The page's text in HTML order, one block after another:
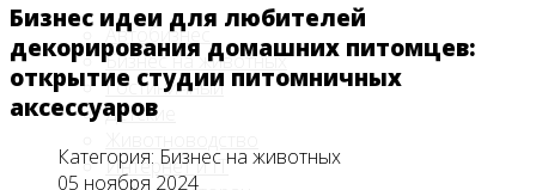
Автобизнес
Бизнес на животных
Гостиничный
Детские
Интернет и IT
Бизнес идеи для любителей
декорирования домашних питомцев:
открытие студии питомничных
аксессуаров
Категория: Бизнес на животных
05 ноября 2024